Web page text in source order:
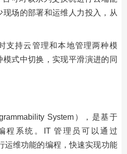
场的部署和运维人力投入，从
支持云管理和本地管理两种模
式中切换，实现平滑演进的同
System），是基于
程系统。IT 管理员可以通过
运维功能的编程，快速实现功能